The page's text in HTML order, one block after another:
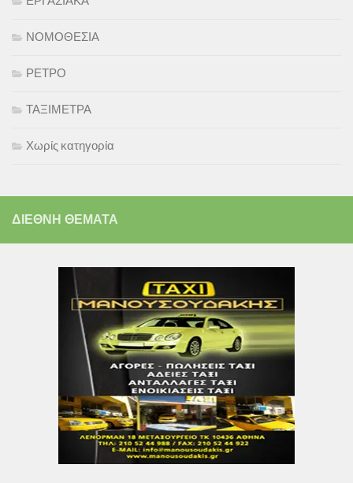
ΝΟΜΟΘΕΣΙΑ
ΡΕΤΡΟ
ΤΑΞΙΜΕΤΡΑ
Χωρίς κατηγορία
ΔΙΕΘΝΗ ΘΕΜΑΤΑ